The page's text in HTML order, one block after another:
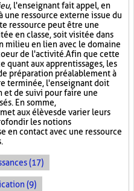
, l'enseignant fait appel, en
une ressource externe issue du
ressource peut être une
en classe, soit visitée dans
milieu en lien avec le domaine
de l'activité. Afin que cette
quant aux apprentissages, les
préparation préalablement à
terminée, l'enseignant doit
et de suivi pour faire une
En somme,
aux élèves de varier leurs
les notions
en contact avec une ressource
(17)
(9)